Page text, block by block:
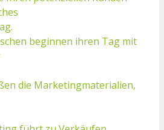
beginnen ihren Tag mit
die Marketingmaterialien,